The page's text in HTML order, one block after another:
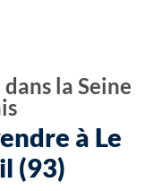
la Seine
à Le
(93)